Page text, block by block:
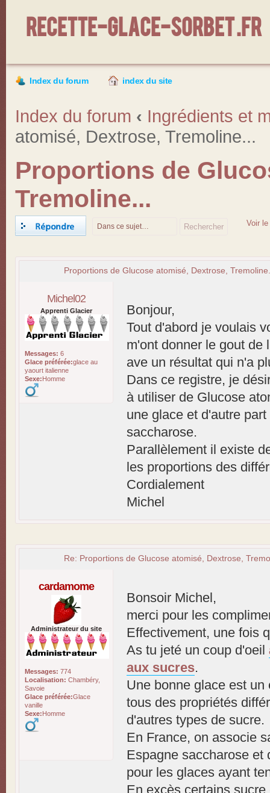
Recette-Glace-Sorbet .fr
Index du forum index du site
Index du forum ‹ Ingrédients et
atomisé, Dextrose, Tremoline...
Proportions de
Tremoline...
Voir
Proportions de Glucose atomisé, Dextrose,
Michel02
Apprenti Glacier
Messages: 6
Glace préférée:glace au
yaourt italienne
Sexe:Homme
Bonjour,
Tout d'abord je voulais
m'ont donner le gout de
ave un résultat qui n'a
Dans ce registre, je
à utiliser de Glucose
une glace et d'autre
saccharose.
Parallèlement il existe
les proportions des
Cordialement
Michel
Re: Proportions de Glucose atomisé, Dextrose,
cardamome
Administrateur du site
Messages: 774
Localisation: Chambéry,
Savoie
Glace préférée:Glace
vanille
Sexe:Homme
Bonsoir Michel,
merci pour les
Effectivement, une fois
As tu jeté un coup d'oeil
aux sucres.
Une bonne glace est
tous des propriétés
d'autres types de sucre.
En France, on associe
Espagne saccharose et
pour les glaces ayant
En excès certains